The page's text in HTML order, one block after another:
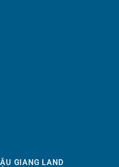
GIANG LAND